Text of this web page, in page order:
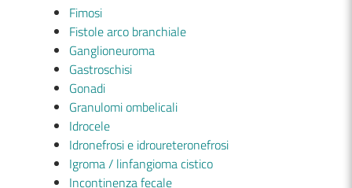
Fimosi
Fistole arco branchiale
Ganglioneuroma
Gastroschisi
Gonadi
Granulomi ombelicali
Idrocele
Idronefrosi e idroureteronefrosi
Igroma / linfangioma cistico
Incontinenza fecale